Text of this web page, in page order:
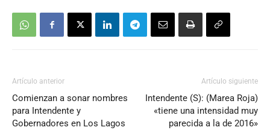
Artículo anterior
Comienzan a sonar nombres
para Intendente y
Gobernadores en Los Lagos
Artículo siguiente
Intendente (S): (Marea Roja)
«tiene una intensidad muy
parecida a la de 2016»